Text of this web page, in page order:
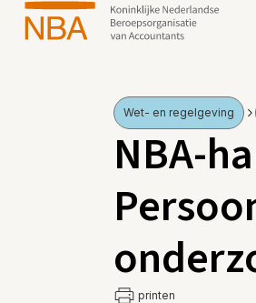
Wet- en regelgeving
NBA-
printen